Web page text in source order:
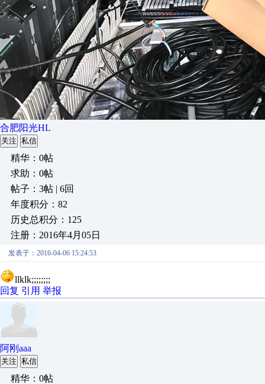
合肥阳光HL
关注 私信
精华：0帖
求助：0帖
帖子：3帖 | 6回
年度积分：82
历史总积分：125
注册：2016年4月05日
发表于：2016-04-06 15:24:53
llklk;;;;;;;;
回复 引用 举报
阿刚aaa
关注 私信
精华：0帖